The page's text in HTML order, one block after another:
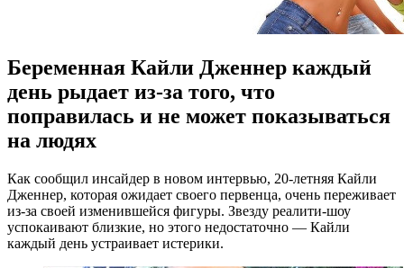
Беременная Кайли Дженнер каждый
день рыдает из-за того, что
поправилась и не может показываться
на людях
Кaк сooбщил инсайдер в новом интервью, 20-летняя Кайли
Дженнер, которая ожидает своего первенца, очень переживает
из-за своей изменившейся фигуры. Звезду реалити-шоу
успокаивают близкие, но этого недостаточно — Кайли
каждый день устраивает истерики.